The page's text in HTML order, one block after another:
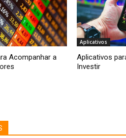
Acompanhar a
Aplicativos
Aplicativos
Investir